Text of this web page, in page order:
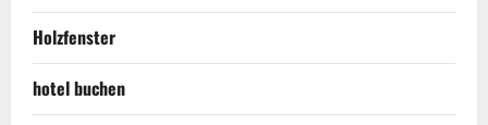
Holzfenster
hotel buchen